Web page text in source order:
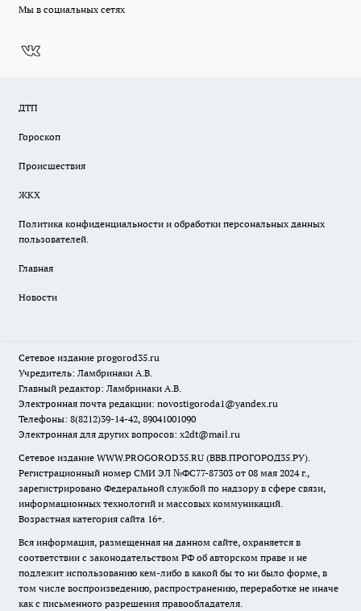
Мы в социальных сетях
ДТП
Гороскоп
Происшествия
ЖКХ
Политика конфиденциальности и обработки персональных данных
пользователей.
Главная
Новости
Сетевое издание progorod35.ru
Учредитель: Ламбринаки А.В.
Главный редактор: Ламбринаки А.В.
Электронная почта редакции: novostigoroda1@yandex.ru
Телефоны: 8(8212)39-14-42, 89041001090
Электронная для других вопросов: x2dt@mail.ru
Сетевое издание WWW.PROGOROD35.RU (ВВВ.ПРОГОРОД35.РУ).
Регистрационный номер СМИ ЭЛ №ФС77-87303 от 08 мая 2024 г.,
зарегистрировано Федеральной службой по надзору в сфере связи,
информационных технологий и массовых коммуникаций.
Возрастная категория сайта 16+.
Вся информация, размещенная на данном сайте, охраняется в
соответствии с законодательством РФ об авторском праве и не
подлежит использованию кем-либо в какой бы то ни было форме, в
том числе воспроизведению, распространению, переработке не иначе
как с письменного разрешения правообладателя.